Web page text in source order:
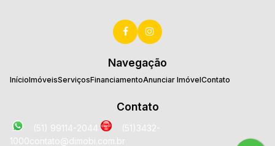
Navegação
InícioImóveisServiçosFinanciamentoAnunciar ImóvelContato
Contato
(51) 99114-2044
(51)3432-
1000contato@dimobi.com.br